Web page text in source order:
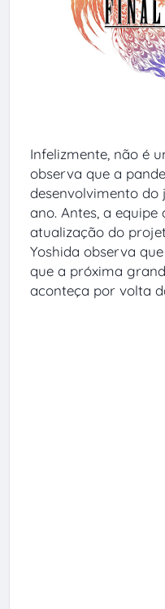
Infelizmente, não é
observa que a
desenvolvimento
ano. Antes, a equipe
atualização do
Yoshida observa
que a próxima
aconteça por volta